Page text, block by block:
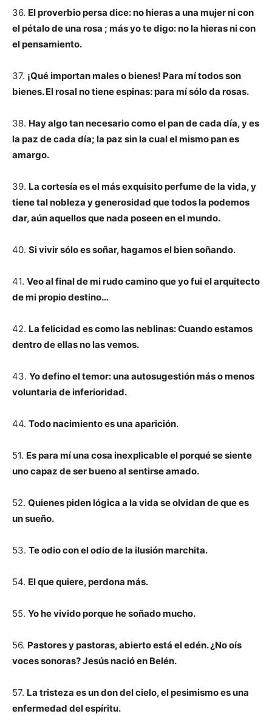
36. El proverbio persa dice: no hieras a una mujer ni con
el pétalo de una rosa ; más yo te digo: no la hieras ni con
el pensamiento.
37. ¡Qué importan males o bienes! Para mí todos son
bienes. El rosal no tiene espinas: para mí sólo da rosas.
38. Hay algo tan necesario como el pan de cada día, y es
la paz de cada día; la paz sin la cual el mismo pan es
amargo.
39. La cortesía es el más exquisito perfume de la vida, y
tiene tal nobleza y generosidad que todos la podemos
dar, aún aquellos que nada poseen en el mundo.
40. Si vivir sólo es soñar, hagamos el bien soñando.
41. Veo al final de mi rudo camino que yo fui el arquitecto
de mi propio destino…
42. La felicidad es como las neblinas: Cuando estamos
dentro de ellas no las vemos.
43. Yo defino el temor: una autosugestión más o menos
voluntaria de inferioridad.
44. Todo nacimiento es una aparición.
51. Es para mí una cosa inexplicable el porqué se siente
uno capaz de ser bueno al sentirse amado.
52. Quienes piden lógica a la vida se olvidan de que es
un sueño.
53. Te odio con el odio de la ilusión marchita.
54. El que quiere, perdona más.
55. Yo he vivido porque he soñado mucho.
56. Pastores y pastoras, abierto está el edén. ¿No oís
voces sonoras? Jesús nació en Belén.
57. La tristeza es un don del cielo, el pesimismo es una
enfermedad del espíritu.